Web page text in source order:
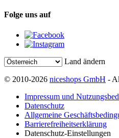
Folge uns auf
Land ändern
© 2010-2026 niceshops GmbH -
Impressum und
Datenschutz
Allgemeine
Barrierefreiheitserklärung
Datenschutz-Einstellungen